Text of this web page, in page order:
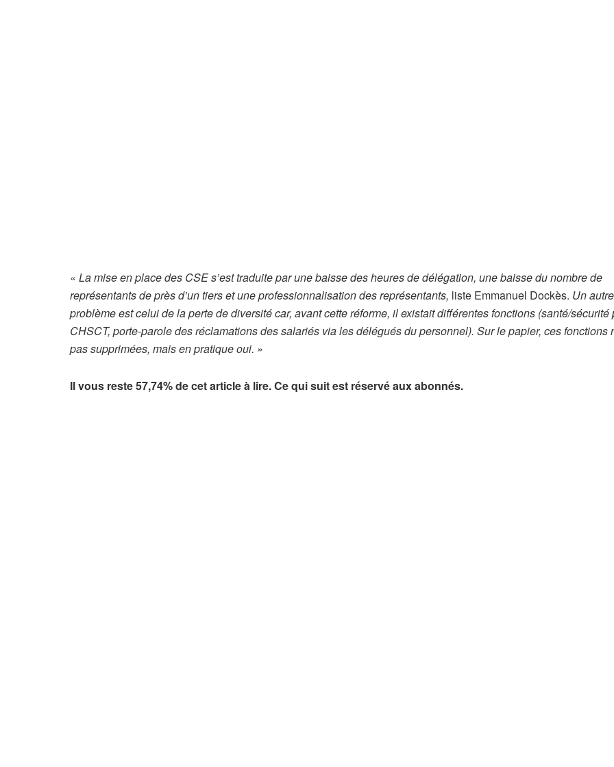
« La mise en place des CSE s’est traduite par une baisse des heures de délégation, une baisse du nombre de
représentants de près d’un tiers et une professionnalisation des représentants, liste Emmanuel Dockès. Un autre
problème est celui de la perte de diversité car, avant cette réforme, il existait différentes fonctions (santé/sécurité
CHSCT, porte-parole des réclamations des salariés via les délégués du personnel). Sur le papier, ces fonctions
pas supprimées, mais en pratique oui. »
Il vous reste 57,74% de cet article à lire. Ce qui suit est réservé aux abonnés.